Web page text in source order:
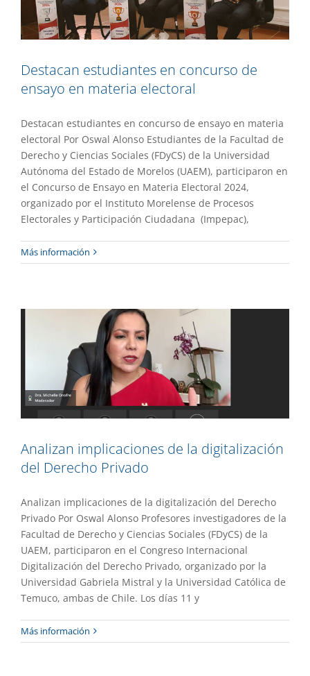
Destacan estudiantes en concurso de
ensayo en materia electoral
Destacan estudiantes en concurso de ensayo en materia
electoral Por Oswal Alonso Estudiantes de la Facultad de
Derecho y Ciencias Sociales (FDyCS) de la Universidad
Autónoma del Estado de Morelos (UAEM), participaron en
el Concurso de Ensayo en Materia Electoral 2024,
organizado por el Instituto Morelense de Procesos
Electorales y Participación Ciudadana (Impepac),
Más informaciónAnalizan implicaciones de la
Analizan implicaciones de la digitalización
del Derecho Privado
Analizan implicaciones de la digitalización del Derecho
Privado Por Oswal Alonso Profesores investigadores de la
Facultad de Derecho y Ciencias Sociales (FDyCS) de la
UAEM, participaron en el Congreso Internacional
Digitalización del Derecho Privado, organizado por la
Universidad Gabriela Mistral y la Universidad Católica de
Temuco, ambas de Chile. Los días 11 y
Más información
Promueven divulgación como puente